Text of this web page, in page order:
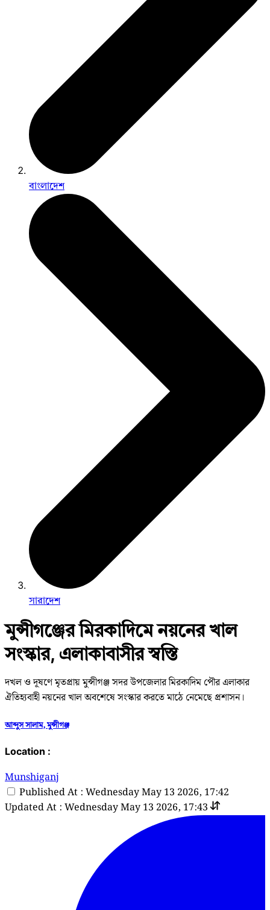
বাংলাদেশ
সারাদেশ
মুন্সীগঞ্জের মিরকাদিমে নয়নের খাল
সংস্কার, এলাকাবাসীর স্বস্তি
দখল ও দূষণে মৃতপ্রায় মুন্সীগঞ্জ সদর উপজেলার মিরকাদিম পৌর এলাকার
ঐতিহ্যবাহী নয়নের খাল অবশেষে সংস্কার করতে মাঠে নেমেছে প্রশাসন।
আব্দুস সালাম, মুন্সীগঞ্জ
Location :
Munshiganj
Published At : Wednesday May 13 2026, 17:42
Updated At : Wednesday May 13 2026, 17:43